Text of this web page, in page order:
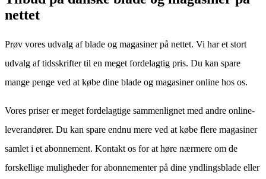
nettet
Prøv vores udvalg af blade og magasiner på nettet. Vi har et stort
udvalg af tidsskrifter til en meget fordelagtig pris. Du kan spare
mange penge ved at købe dine blade og magasiner online hos os.
Vores priser er meget fordelagtige sammenlignet med andre online-
leverandører. Du kan spare endnu mere ved at købe flere magasiner
samlet i et abonnement. Kontakt os for at høre nærmere om de
forskellige muligheder for abonnementer på dine yndlingsblade eller